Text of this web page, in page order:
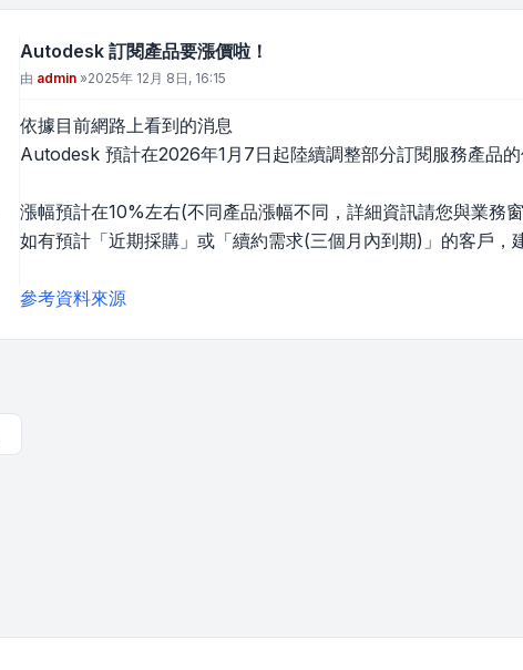
Autodesk 訂閱產品要漲價啦！
文章
由 admin »2025年 12月 8日, 16:15
依據目前網路上看到的消息
Autodesk 預計在2026年1月7日起陸續調整部分訂閱服務產品
漲幅預計在10%左右(不同產品漲幅不同，詳細資訊請您與業務
如有預計「近期採購」或「續約需求(三個月內到期)」的客戶，
參考資料來源